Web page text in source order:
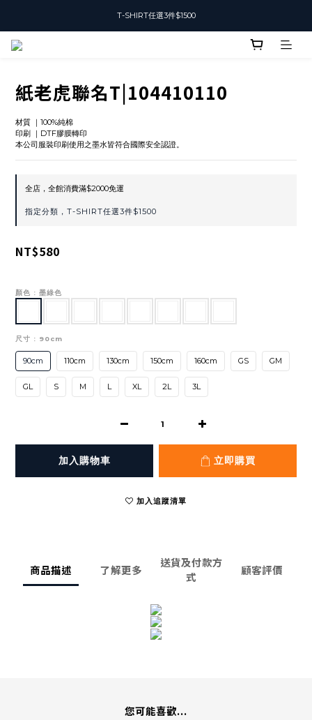
T-SHIRT任選3件$1500
T-SHIRT任選3件$1500
紙老虎聯名T|104410110
材質 ｜100%純棉
印刷 ｜DTF膠膜轉印
本公司服裝印刷使用之墨水皆符合國際安全認證。
全店，全館消費滿$2000免運
指定分類，T-SHIRT任選3件$1500
NT$580
顏色 : 墨綠色
尺寸 : 90cm
90cm 110cm 130cm 150cm 160cm GS GM
GL S M L XL 2L 3L
加入購物車 立即購買
加入追蹤清單
商品描述 了解更多
送貨及付款方
式
顧客評價
您可能喜歡...